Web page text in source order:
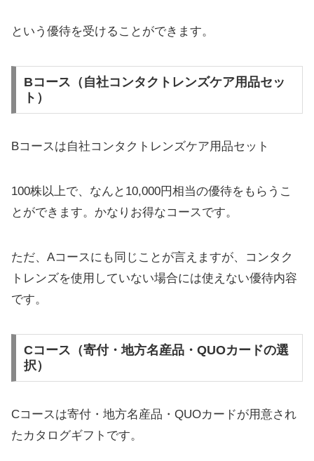
という優待を受けることができます。
Bコース（自社コンタクトレンズケア用品セッ
ト）
Bコースは自社コンタクトレンズケア用品セット
100株以上で、なんと10,000円相当の優待をもらうこ
とができます。かなりお得なコースです。
ただ、Aコースにも同じことが言えますが、コンタク
トレンズを使用していない場合には使えない優待内容
です。
Cコース（寄付・地方名産品・QUOカードの選
択）
Cコースは寄付・地方名産品・QUOカードが用意され
たカタログギフトです。